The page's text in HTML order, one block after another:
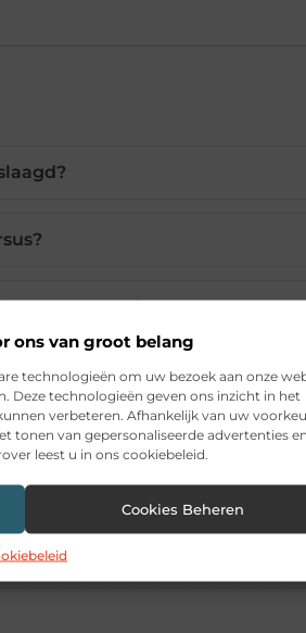
ons van groot belang
technologieën om uw bezoek aan onze
Deze technologieën geven ons inzicht in het
verbeteren. Afhankelijk van uw
tonen van gepersonaliseerde advertenties
leest u in ons cookiebeleid.
Cookies Beheren
aan?